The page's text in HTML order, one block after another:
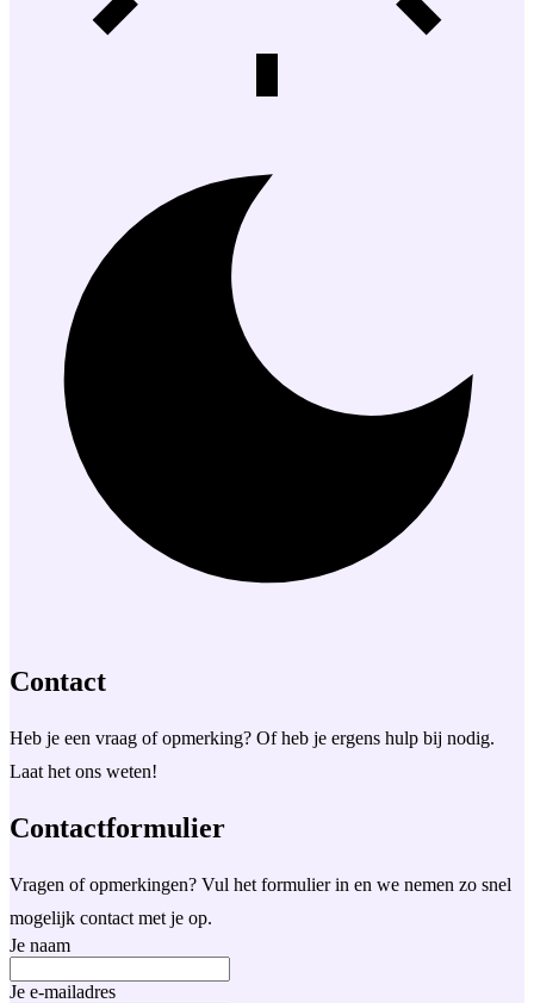
Contact
Heb je een vraag of opmerking? Of heb je ergens hulp bij nodig.
Laat het ons weten!
Contactformulier
Vragen of opmerkingen? Vul het formulier in en we nemen zo snel
mogelijk contact met je op.
Je naam
Je e-mailadres